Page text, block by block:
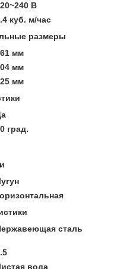
В
куб. м/час
размеры
мм
мм
мм
град.
сталь
вода